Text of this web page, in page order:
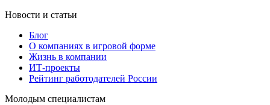
Новости и статьи
Блог
О компаниях в игровой форме
Жизнь в компании
ИТ-проекты
Рейтинг работодателей России
Молодым специалистам